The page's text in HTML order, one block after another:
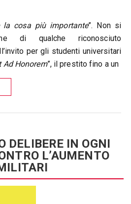
cosa più importante”. Non si
di qualche riconosciuto
per gli studenti universitari
Ad Honorem”, il prestito fino a un
DELIBERE IN OGNI
L’AUMENTO